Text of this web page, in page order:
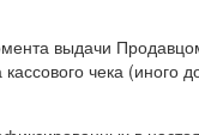
выдачи
чека (иного